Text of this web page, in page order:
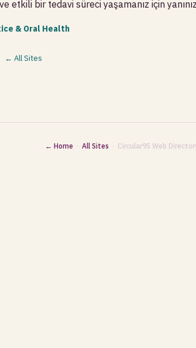
etkili bir tedavi süreci yaşamanız için
& Oral Health
← All Sites
← Home · All Sites · Circular95 Web